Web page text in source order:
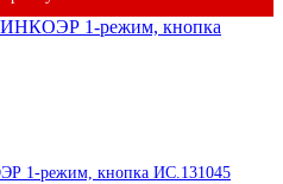
1-режим, кнопка ИС.131045